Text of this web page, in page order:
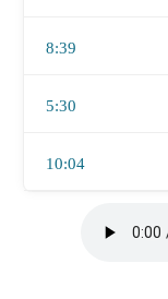
8:39
5:30
10:04